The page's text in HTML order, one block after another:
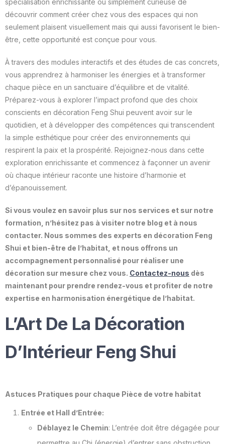
spécialisation enrichissante ou simplement curieuse de
découvrir comment créer chez vous des espaces qui non
seulement plaisent visuellement mais qui aussi favorisent le bien-
être, cette opportunité est conçue pour vous.
À travers des modules interactifs et des études de cas concrets,
vous apprendrez à harmoniser les énergies et à transformer
chaque pièce en un sanctuaire d’équilibre et de vitalité.
Préparez-vous à explorer l’impact profond que des choix
conscients en décoration Feng Shui peuvent avoir sur le
quotidien, et à développer des compétences qui transcendent
la simple esthétique pour créer des environnements qui
respirent la paix et la prospérité. Rejoignez-nous dans cette
exploration enrichissante et commencez à façonner un avenir
où chaque intérieur raconte une histoire d’harmonie et
d’épanouissement.
Si vous voulez en savoir plus sur nos services et sur notre
formation, n’hésitez pas à visiter notre blog et à nous
contacter. Nous sommes des experts en décoration Feng
Shui et bien-être de l’habitat, et nous offrons un
accompagnement personnalisé pour réaliser une
décoration sur mesure chez vous. Contactez-nous dès
maintenant pour prendre rendez-vous et profiter de notre
expertise en harmonisation énergétique de l’habitat.
L’Art De La Décoration
D’Intérieur Feng Shui
Astuces Pratiques pour chaque Pièce de votre habitat
Entrée et Hall d’Entrée:
Déblayez le Chemin: L’entrée doit être dégagée pour